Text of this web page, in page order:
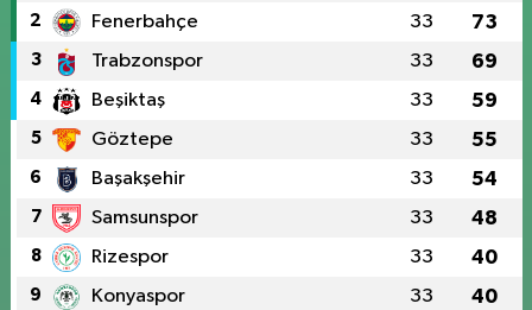
2 Fenerbahçe 33 73
3 Trabzonspor 33 69
4 Beşiktaş 33 59
5 Göztepe 33 55
6 Başakşehir 33 54
7 Samsunspor 33 48
8 Rizespor 33 40
9 Konyaspor 33 40